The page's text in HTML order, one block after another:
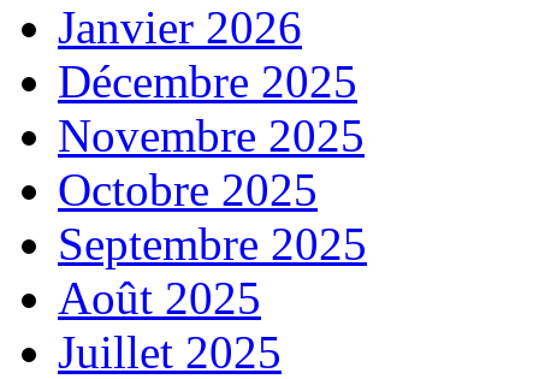
Janvier 2026
Décembre 2025
Novembre 2025
Octobre 2025
Septembre 2025
Août 2025
Juillet 2025